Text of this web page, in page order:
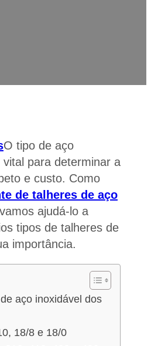
O tipo de aço
para determinar a
e custo. Como
de talheres de aço
ajudá-lo a
tipos de talheres de
importância.
aço inoxidável dos
18/8 e 18/0